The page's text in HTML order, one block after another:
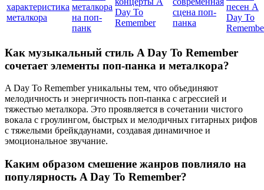
характеристика
металкора
металкора
на поп-
панк
Day To
Remember
сцена поп-
панка
песен A
Day To
Как музыкальный стиль A Day To Remember
сочетает элементы поп-панка и металкора?
A Day To Remember уникальны тем, что объединяют
мелодичность и энергичность поп-панка с агрессией и
тяжестью металкора. Это проявляется в сочетании чистого
вокала с гроулингом, быстрых и мелодичных гитарных рифов
с тяжелыми брейкдаунами, создавая динамичное и
эмоциональное звучание.
Каким образом смешение жанров повлияло на
популярность A Day To Remember?